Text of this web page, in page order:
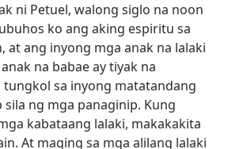
ni Petuel, walong siglo na noon
ko ang aking espiritu sa
at ang inyong mga anak na lalaki
na babae ay tiyak na
sa inyong matatandang
ng mga panaginip. Kung
kabataang lalaki, makakakita
At maging sa mga alilang lalaki